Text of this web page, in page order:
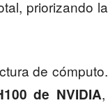
priorizando la
de cómputo.
de NVIDIA,